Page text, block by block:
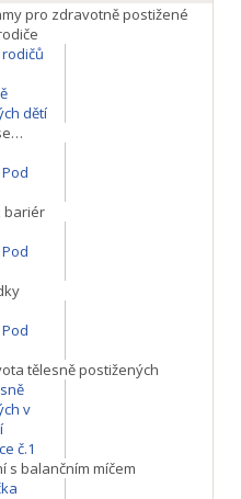
pro zdravotně postižené
dětí
bariér
tělesně postižených
v
č.1
s balančním míčem